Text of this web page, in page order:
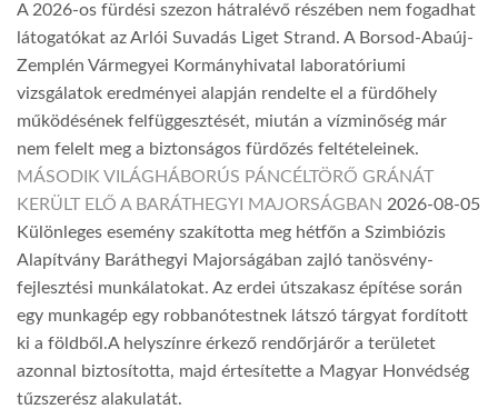
A 2026-os fürdési szezon hátralévő részében nem fogadhat
látogatókat az Arlói Suvadás Liget Strand. A Borsod-Abaúj-
Zemplén Vármegyei Kormányhivatal laboratóriumi
vizsgálatok eredményei alapján rendelte el a fürdőhely
működésének felfüggesztését, miután a vízminőség már
nem felelt meg a biztonságos fürdőzés feltételeinek.
MÁSODIK VILÁGHÁBORÚS PÁNCÉLTÖRŐ GRÁNÁT
KERÜLT ELŐ A BARÁTHEGYI MAJORSÁGBAN 2026-08-05
Különleges esemény szakította meg hétfőn a Szimbiózis
Alapítvány Baráthegyi Majorságában zajló tanösvény-
fejlesztési munkálatokat. Az erdei útszakasz építése során
egy munkagép egy robbanótestnek látszó tárgyat fordított
ki a földből.A helyszínre érkező rendőrjárőr a területet
azonnal biztosította, majd értesítette a Magyar Honvédség
tűzszerész alakulatát.